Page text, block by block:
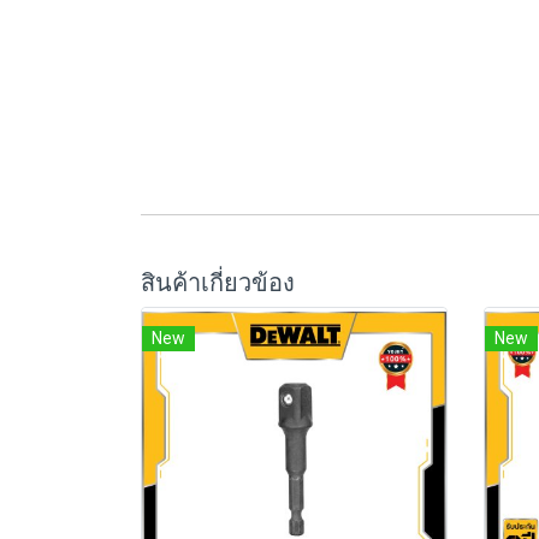
สินค้าเกี่ยวข้อง
New New